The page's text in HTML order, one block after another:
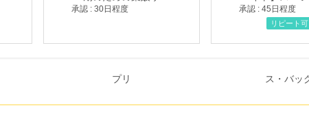
承認 : 30日程度
承認 : 45日程度
リピート可